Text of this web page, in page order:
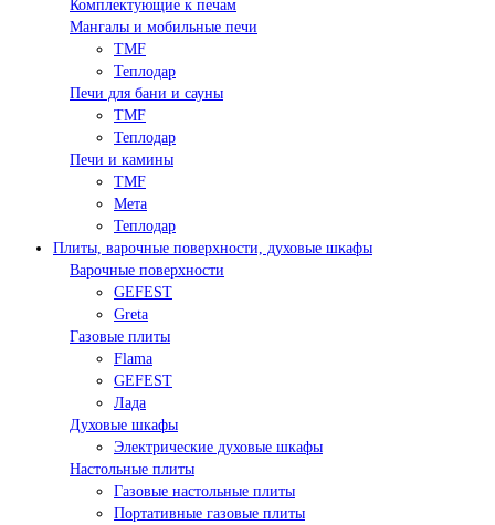
Комплектующие к печам
Мангалы и мобильные печи
TMF
Теплодар
Печи для бани и сауны
TMF
Теплодар
Печи и камины
TMF
Мета
Теплодар
Плиты, варочные поверхности, духовые шкафы
Варочные поверхности
GEFEST
Greta
Газовые плиты
Flama
GEFEST
Лада
Духовые шкафы
Электрические духовые шкафы
Настольные плиты
Газовые настольные плиты
Портативные газовые плиты